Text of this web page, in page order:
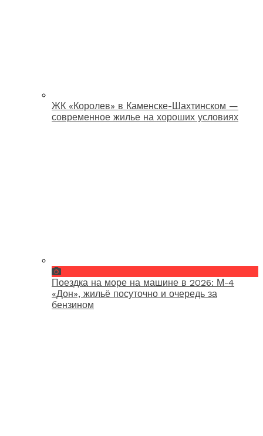
ЖК «Королев» в Каменске-Шахтинском —
современное жилье на хороших условиях
Поездка на море на машине в 2026: М-4
«Дон», жильё посуточно и очередь за
бензином